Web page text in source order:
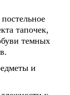
тапочек,
темных
и